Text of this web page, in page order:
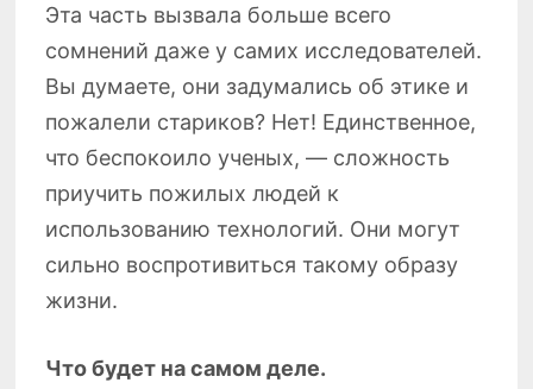
Эта часть вызвала больше всего
сомнений даже у самих исследователей.
Вы думаете, они задумались об этике и
пожалели стариков? Нет! Единственное,
что беспокоило ученых, — сложность
приучить пожилых людей к
использованию технологий. Они могут
сильно воспротивиться такому образу
жизни.
Что будет на самом деле.